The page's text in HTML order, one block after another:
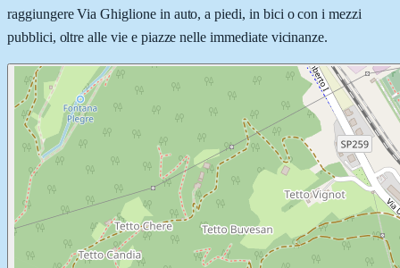
raggiungere Via Ghiglione in auto, a piedi, in bici o con i mezzi
pubblici, oltre alle vie e piazze nelle immediate vicinanze.